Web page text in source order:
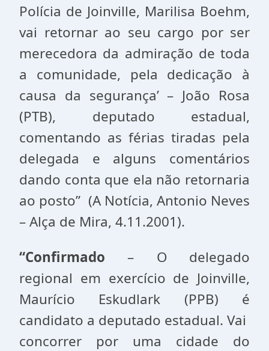
Polícia de Joinville, Marilisa Boehm,
vai retornar ao seu cargo por ser
merecedora da admiração de toda
a comunidade, pela dedicação à
causa da segurança’ – João Rosa
(PTB), deputado estadual,
comentando as férias tiradas pela
delegada e alguns comentários
dando conta que ela não retornaria
ao posto” (A Notícia, Antonio Neves
– Alça de Mira, 4.11.2001).
“Confirmado – O delegado
regional em exercício de Joinville,
Maurício Eskudlark (PPB) é
candidato a deputado estadual. Vai
concorrer por uma cidade do